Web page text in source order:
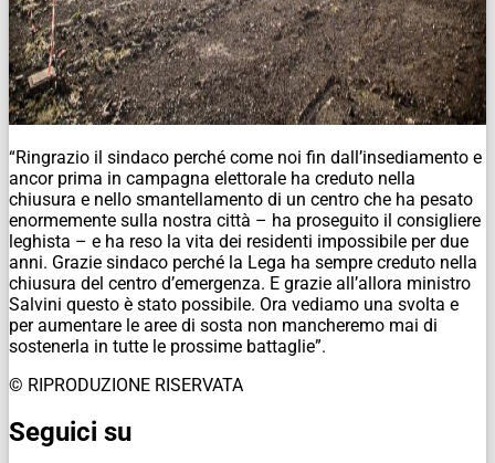
“Ringrazio il sindaco perché come noi fin dall’insediamento e
ancor prima in campagna elettorale ha creduto nella
chiusura e nello smantellamento di un centro che ha pesato
enormemente sulla nostra città – ha proseguito il consigliere
leghista – e ha reso la vita dei residenti impossibile per due
anni. Grazie sindaco perché la Lega ha sempre creduto nella
chiusura del centro d’emergenza. E grazie all’allora ministro
Salvini questo è stato possibile. Ora vediamo una svolta e
per aumentare le aree di sosta non mancheremo mai di
sostenerla in tutte le prossime battaglie”.
© RIPRODUZIONE RISERVATA
Seguici su